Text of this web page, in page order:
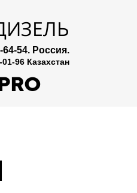
64-54. Россия.
96 Казахстан